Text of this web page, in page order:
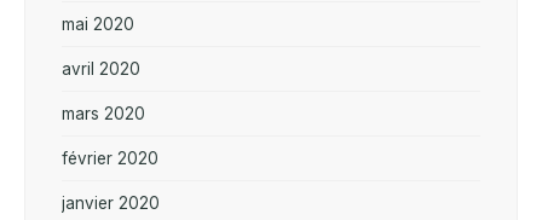
mai 2020
avril 2020
mars 2020
février 2020
janvier 2020